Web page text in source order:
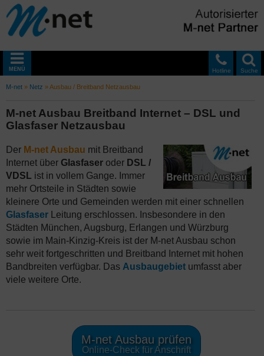
Suche
Hotline
MENÜ
M-net » Netz »Ausbau / Breitband Netzausbau
M-net Ausbau Breitband Internet – DSL und
Glasfaser Netzausbau
Der M-net Ausbau mit Breitband
Internet über Glasfaser oder DSL /
VDSL ist in vollem Gange. Immer
mehr Ortsteile in Städten sowie
kleinere Orte und Gemeinden werden mit einer schnellen
Glasfaser Leitung erschlossen. Insbesondere in den
Städten München, Augsburg, Erlangen und Würzburg
sowie im Main-Kinzig-Kreis ist der M-net Ausbau schon
sehr weit fortgeschritten und Breitband Internet mit hohen
Bandbreiten verfügbar. Das Ausbaugebiet umfasst aber
viele weitere Orte.
M-net Ausbau prüfen
Online-Check für Anschrift